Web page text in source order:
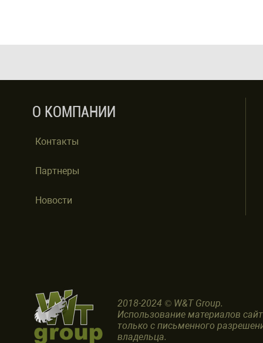
О КОМПАНИИ
Контакты
Партнеры
Новости
2018-2024 © W&T Group.
Использование материалов
только с письменного
владельца.